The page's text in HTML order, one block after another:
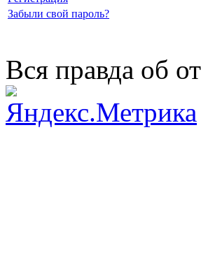
Забыли свой пароль?
Вся правда об